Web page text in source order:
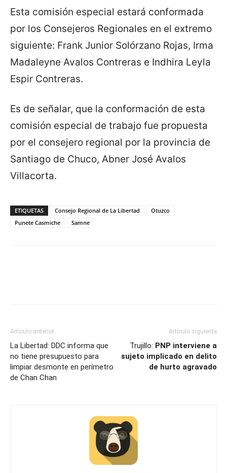
Esta comisión especial estará conformada
por los Consejeros Regionales en el extremo
siguiente: Frank Junior Solórzano Rojas, Irma
Madaleyne Avalos Contreras e Indhira Leyla
Espir Contreras.
Es de señalar, que la conformación de esta
comisión especial de trabajo fue propuesta
por el consejero regional por la provincia de
Santiago de Chuco, Abner José Avalos
Villacorta.
ETIQUETAS Consejo Regional de La Libertad
Otuzco
Punete Casmiche
Samne
Artículo anterior
La Libertad: DDC informa que
no tiene presupuesto para
limpiar desmonte en perímetro
de Chan Chan
Artículo siguiente
Trujillo: PNP interviene a
sujeto implicado en delito
de hurto agravado